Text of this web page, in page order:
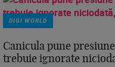
DIGI WORLD
Canicula pune
trebuie ignorate